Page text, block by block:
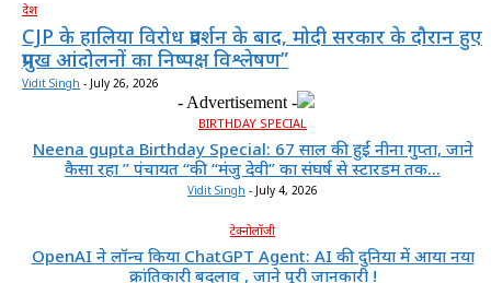
देश
CJP के हालिया विरोध प्रदर्शन के बाद, मोदी सरकार के दौरान हुए
प्रमुख आंदोलनों का निष्पक्ष विश्लेषण”
Vidit Singh - July 26, 2026
- Advertisement -
BIRTHDAY SPECIAL
Neena gupta Birthday Special: 67 साल की हुईं नीना गुप्ता, जाने
कैसा रहा ” पंचायत “की “मंजु देवी” का संघर्ष से स्टारडम तक...
Vidit Singh - July 4, 2026
टेक्नोलॉजी
OpenAI ने लॉन्च किया ChatGPT Agent: AI की दुनिया में आया नया
क्रांतिकारी बदलाव , जाने पूरी जानकारी !